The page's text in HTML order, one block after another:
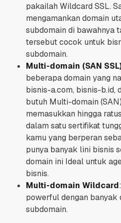
pakailah Wildcard SSL.
mengamankan domain
subdomain di bawahnya
tersebut cocok untuk
subdomain.
Multi-domain (SAN
beberapa domain yang
bisnis-a.com, bisnis-b.id,
butuh Multi-domain
memasukkan hingga
dalam satu sertifikat
kamu yang berperan
punya banyak lini bisnis
domain ini Ideal untuk
bisnis.
Multi-domain Wildcard
powerful dengan banyak
subdomain.